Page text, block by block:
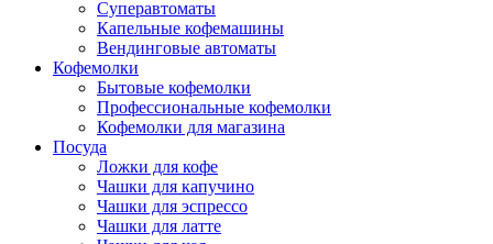
Суперавтоматы
Капельные кофемашины
Вендинговые автоматы
Кофемолки
Бытовые кофемолки
Профессиональные кофемолки
Кофемолки для магазина
Посуда
Ложки для кофе
Чашки для капучино
Чашки для эспрессо
Чашки для латте